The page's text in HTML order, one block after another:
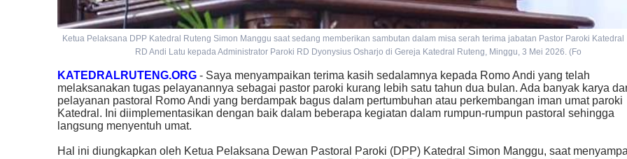
Ketua Pelaksana DPP Katedral Ruteng Simon Manggu saat sedang memberikan sambutan dalam misa serah terima jabatan Pastor Paroki Katedral
RD Andi Latu kepada Administrator Paroki RD Dyonysius Osharjo di Gereja Katedral Ruteng, Minggu, 3 Mei 2026. (Fo
KATEDRALRUTENG.ORG - Saya menyampaikan terima kasih sedalamnya kepada Romo Andi yang telah
melaksanakan tugas pelayanannya sebagai pastor paroki kurang lebih satu tahun dua bulan. Ada banyak karya
pelayanan pastoral Romo Andi yang berdampak bagus dalam pertumbuhan atau perkembangan iman umat paroki
Katedral. Ini diimplementasikan dengan baik dalam beberapa kegiatan dalam rumpun-rumpun pastoral sehingga
langsung menyentuh umat.
Hal ini diungkapkan oleh Ketua Pelaksana Dewan Pastoral Paroki (DPP) Katedral Simon Manggu, saat